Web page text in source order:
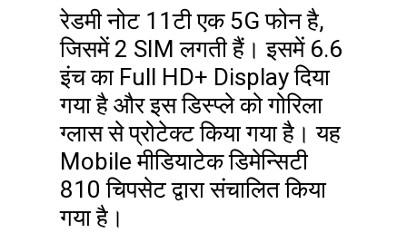
रेडमी नोट 11टी एक 5G फोन है,
जिसमें 2 SIM लगती हैं। इसमें 6.6
इंच का Full HD+ Display दिया
गया है और इस डिस्प्ले को गोरिला
ग्लास से प्रोटेक्ट किया गया है। यह
Mobile मीडियाटेक डिमेन्सिटी
810 चिपसेट द्वारा संचालित किया
गया है।